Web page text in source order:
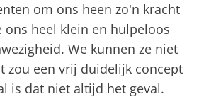
om ons heen zo'n kracht
ons heel klein en hulpeloos
We kunnen ze niet
zou een vrij duidelijk concept
is dat niet altijd het geval.